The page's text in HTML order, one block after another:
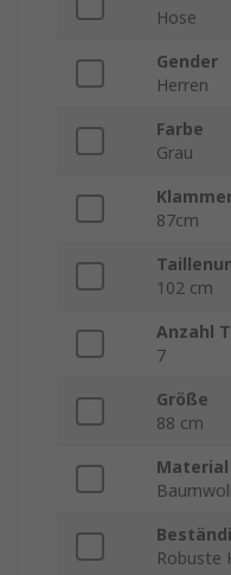
Hose
Gender
Herren
Farbe
Grau
87cm
102 cm
Anzahl
7
Größe
88 cm
Material
Robuste